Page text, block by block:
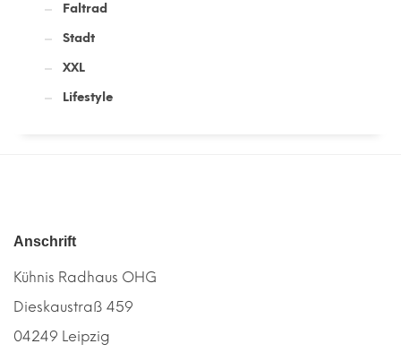
Faltrad
Stadt
XXL
Lifestyle
Anschrift
Kühnis Radhaus OHG
Dieskaustraß 459
04249 Leipzig